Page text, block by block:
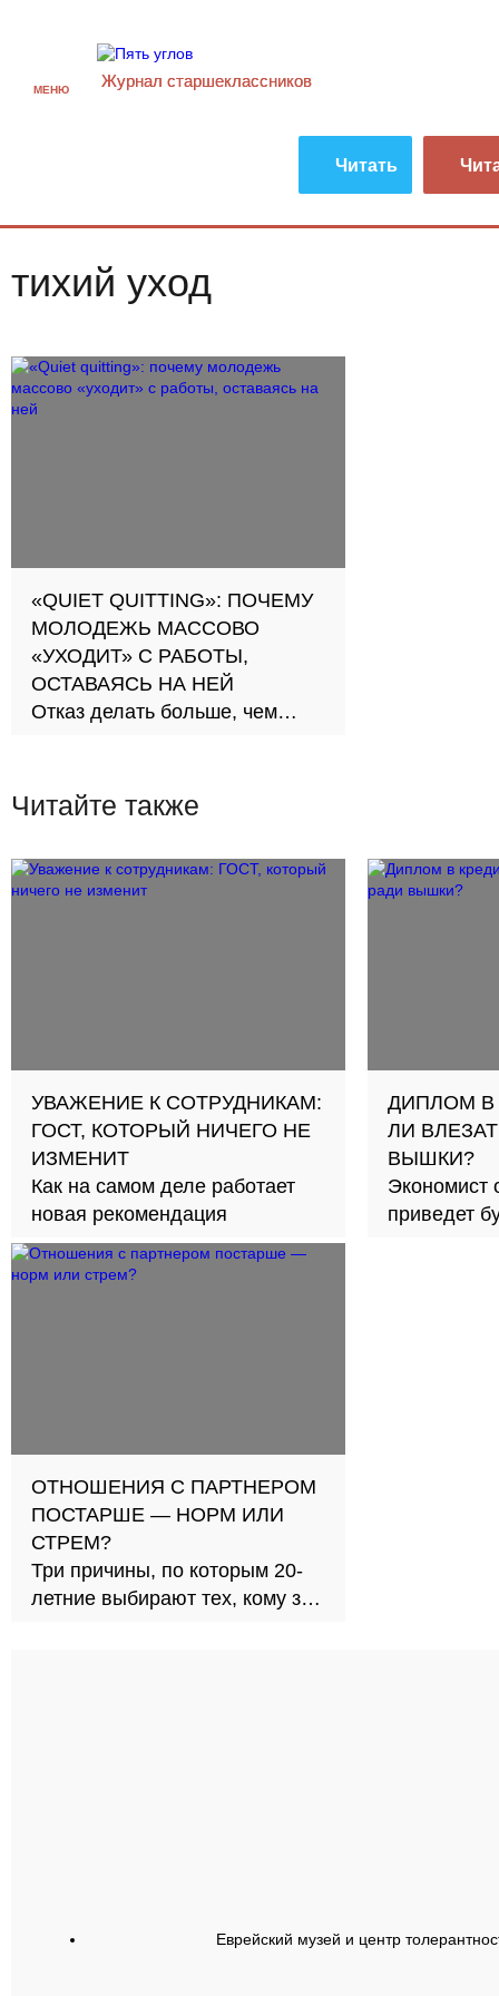
МЕНЮ Журнал старшекласcников
Читать
тихий уход
«QUIET QUITTING»: ПОЧЕМУ
МОЛОДЕЖЬ МАССОВО
«УХОДИТ» С РАБОТЫ,
ОСТАВАЯСЬ НА НЕЙ
Отказ делать больше, чем
сломанной трудовой культуры
Читайте также
УВАЖЕНИЕ К СОТРУДНИКАМ:
ГОСТ, КОТОРЫЙ НИЧЕГО НЕ
ИЗМЕНИТ
Как на самом деле работает
новая рекомендация
ДИПЛОМ В
ЛИ
ВЫШКИ?
Экономист
приведет
ОТНОШЕНИЯ С ПАРТНЕРОМ
ПОСТАРШЕ — НОРМ ИЛИ
СТРЕМ?
Три причины, по которым 20-
летние выбирают тех, кому за
Еврейский музей и центр